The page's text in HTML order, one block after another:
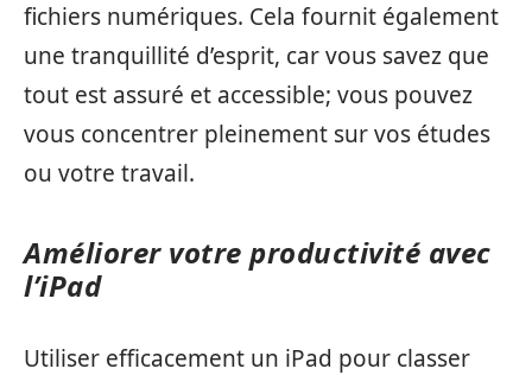
fichiers numériques. Cela fournit également
une tranquillité d’esprit, car vous savez que
tout est assuré et accessible; vous pouvez
vous concentrer pleinement sur vos études
ou votre travail.
Améliorer votre productivité avec
l’iPad
Utiliser efficacement un iPad pour classer